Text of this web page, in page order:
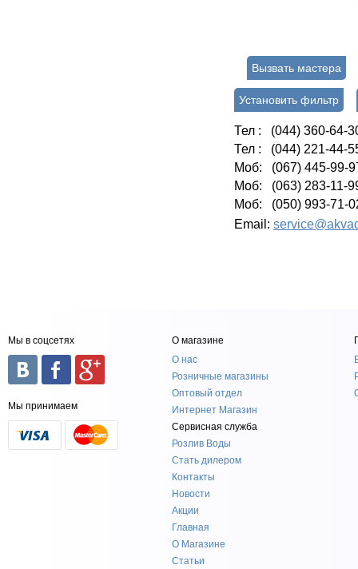
Вызвать мастера
Установить фильтр
Тел : (044) 360-64-
Тел : (044) 221-44-
Моб: (067) 445-99-
Моб: (063) 283-11-
Моб: (050) 993-71-
Email:
Мы в соцсетях
Мы принимаем
О магазине
О нас
Розничные магазины
Оптовый отдел
Интернет Магазин
Сервисная служба
Розлив Воды
Стать дилером
Контакты
Новости
Акции
Главная
О Магазине
Статьи